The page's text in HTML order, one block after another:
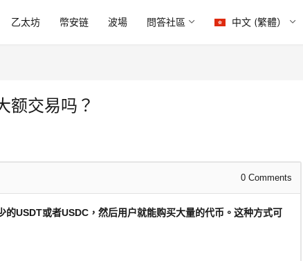
乙太坊 幣安链 波場 問答社區 中文 (繁體）
额交易吗？
0 Comments
的USDT或者USDC，然后用户就能购买大量的代币。这种方式可